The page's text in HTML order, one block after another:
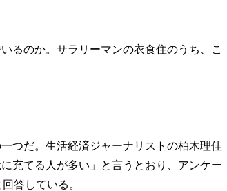
るのか。サラリーマンの衣食住のうち、こ
つだ。生活経済ジャーナリストの柏木理佳
充てる人が多い」と言うとおり、アンケー
答している。